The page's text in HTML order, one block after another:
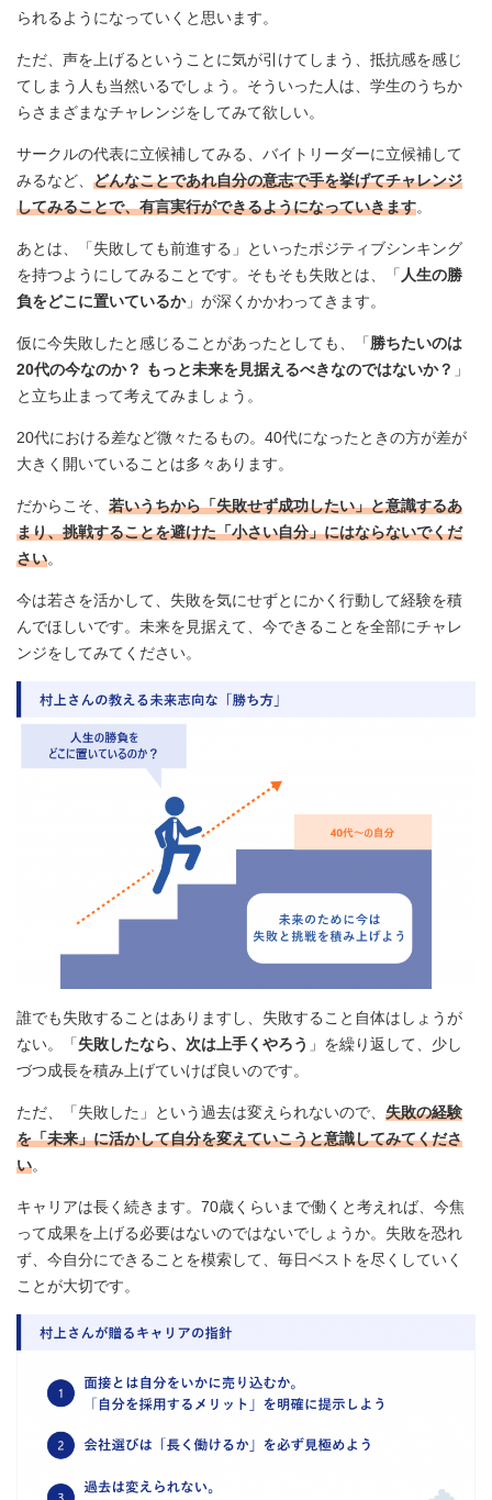
られるようになっていくと思います。
ただ、声を上げるということに気が引けてしまう、抵抗感を感じ
てしまう人も当然いるでしょう。そういった人は、学生のうちか
らさまざまなチャレンジをしてみて欲しい。
サークルの代表に立候補してみる、バイトリーダーに立候補して
みるなど、 どんなことであれ自分の意志で手を挙げてチャレンジ
してみることで、有言実行ができるようになっていきます。
あとは、「失敗しても前進する」といったポジティブシンキング
を持つようにしてみることです。そもそも失敗とは、「 人生の勝
負をどこに置いているか」が深くかかわってきます。
仮に今失敗したと感じることがあったとしても、「勝ちたいのは
20代の今なのか？ もっと未来を見据えるべきなのではないか？ 」
と立ち止まって考えてみましょう。
20代における差など微々たるもの。40代になったときの方が差が
大きく開いていることは多々あります。
だからこそ、 若いうちから「失敗せず成功したい」と意識するあ
まり、挑戦することを避けた「小さい自分」にはならないでくだ
さい。
今は若さを活かして、失敗を気にせずとにかく行動して経験を積
んでほしいです。未来を見据えて、今できることを全部にチャレ
ンジをしてみてください。
誰でも失敗することはありますし、失敗すること自体はしょうが
ない。「失敗したなら、次は上手くやろう 」を繰り返して、少し
づつ成長を積み上げていけば良いのです。
ただ、「失敗した」という過去は変えられないので、 失敗の経験
を「未来」に活かして自分を変えていこうと意識してみてくださ
い。
キャリアは長く続きます。70歳くらいまで働くと考えれば、今焦
って成果を上げる必要はないのではないでしょうか。失敗を恐れ
ず、今自分にできることを模索して、毎日ベストを尽くしていく
ことが大切です。